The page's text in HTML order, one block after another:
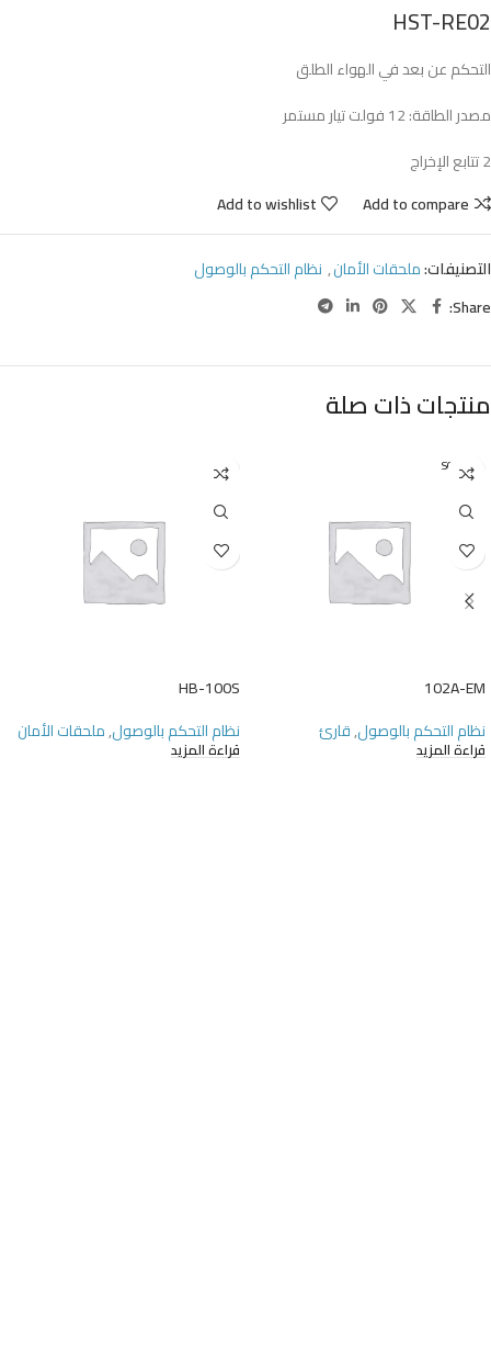
HST-RE02
التحكم عن بعد في الهواء الطلق
مصدر الطاقة: 12 فولت تيار مستمر
2 تتابع الإخراج
Add to compare
Add to wishlist
التصنيفات:ملحقات الأمان, نظام التحكم بالوصول
Share:
منتجات ذات صلة
SOLD O
UT
102A-EM
نظام التحكم بالوصول,قارئ
قراءة المزيد
HB-100S
نظام التحكم بالوصول,ملحقات الأمان
قراءة المزيد